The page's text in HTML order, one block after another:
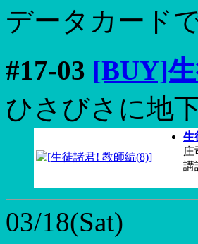
データカード
#17-03 [BUY]
ひさびさに地
生
庄
講
03/18(Sat)